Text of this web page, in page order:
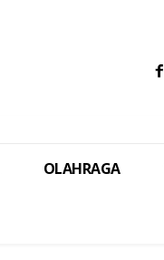
OLAHRAGA